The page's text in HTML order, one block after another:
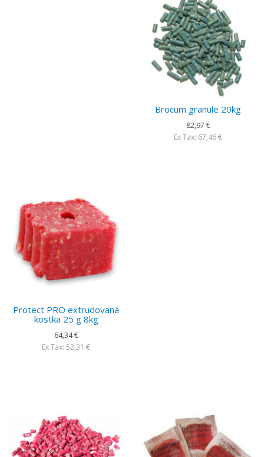
Brocum granule 20kg
82,97 €
Ex Tax: 67,46 €
Protect PRO extrudovaná
kostka 25 g 8kg
64,34 €
Ex Tax: 52,31 €